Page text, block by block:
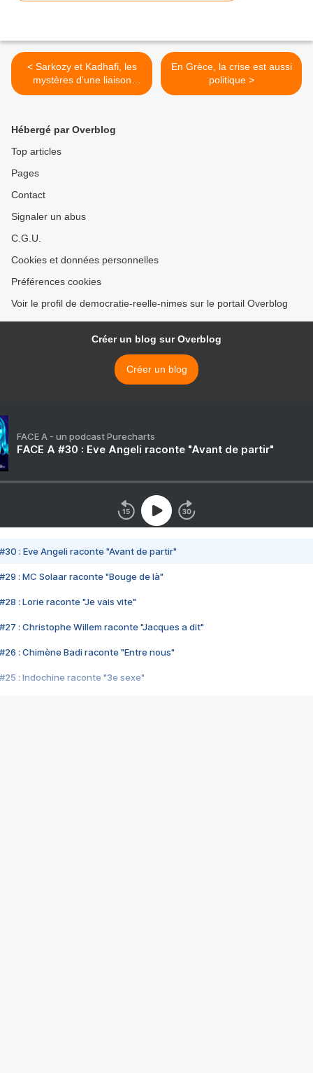
< Sarkozy et Kadhafi, les
mystères d'une liaison
dangereuse
En Grèce, la crise est aussi
politique >
Hébergé par Overblog
Top articles
Pages
Contact
Signaler un abus
C.G.U.
Cookies et données personnelles
Préférences cookies
Voir le profil de democratie-reelle-nimes sur le portail Overblog
Créer un blog sur Overblog
Créer un blog
FACE A - un podcast Purecharts
FACE A #30 : Eve Angeli raconte "Avant de partir"
#30 : Eve Angeli raconte "Avant de partir"
#29 : MC Solaar raconte "Bouge de là"
#28 : Lorie raconte "Je vais vite"
#27 : Christophe Willem raconte "Jacques a dit"
#26 : Chimène Badi raconte "Entre nous"
#25 : Indochine raconte "3e sexe"